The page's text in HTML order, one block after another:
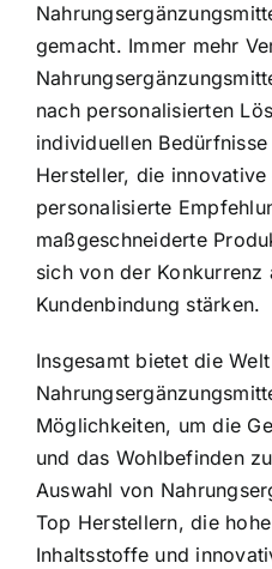
gemacht. Immer mehr
nach personalisierten
individuellen
Hersteller, die
personalisierte
maßgeschneiderte
sich von der Konkurrenz
Kundenbindung stärken.
Insgesamt bietet die
Möglichkeiten, um die
und das Wohlbefinden
Auswahl von
Top Herstellern, die
Inhaltsstoffe und